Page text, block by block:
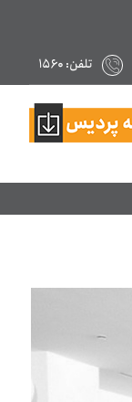
تلفن: ۱۵۶۰